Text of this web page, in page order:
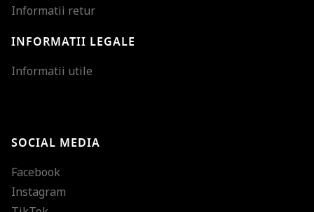
Informatii retur
INFORMATII LEGALE
Informatii utile
SOCIAL MEDIA
Facebook
Instagram